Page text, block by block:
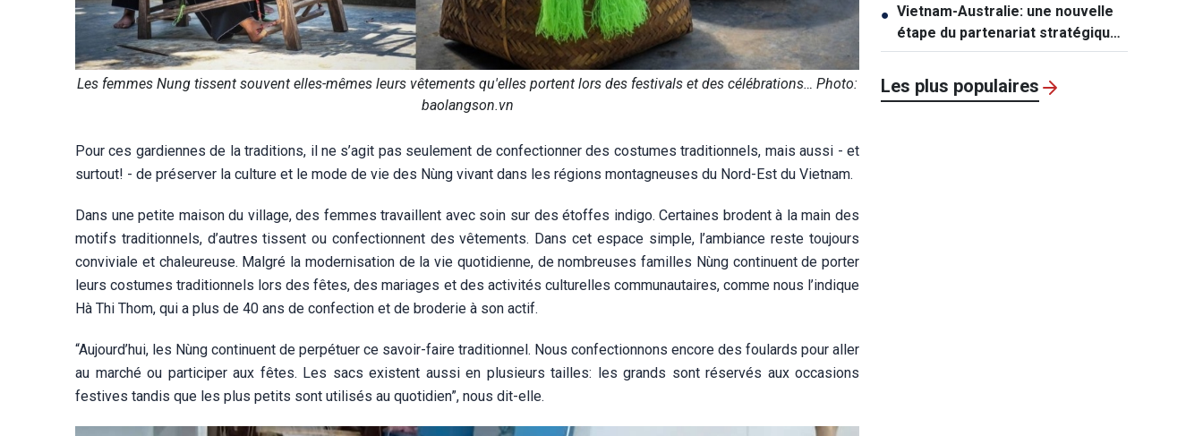
Les femmes Nung tissent souvent elles-mêmes leurs vêtements qu'elles portent lors des festivals et des célébrations… Photo:
baolangson.vn
Pour ces gardiennes de la traditions, il ne s’agit pas seulement de confectionner des costumes traditionnels, mais aussi - et
surtout! - de préserver la culture et le mode de vie des Nùng vivant dans les régions montagneuses du Nord-Est du Vietnam.
Dans une petite maison du village, des femmes travaillent avec soin sur des étoffes indigo. Certaines brodent à la main des
motifs traditionnels, d’autres tissent ou confectionnent des vêtements. Dans cet espace simple, l’ambiance reste toujours
conviviale et chaleureuse. Malgré la modernisation de la vie quotidienne, de nombreuses familles Nùng continuent de porter
leurs costumes traditionnels lors des fêtes, des mariages et des activités culturelles communautaires, comme nous l’indique
Hà Thi Thom, qui a plus de 40 ans de confection et de broderie à son actif.
“Aujourd’hui, les Nùng continuent de perpétuer ce savoir-faire traditionnel. Nous confectionnons encore des foulards pour aller
au marché ou participer aux fêtes. Les sacs existent aussi en plusieurs tailles: les grands sont réservés aux occasions
festives tandis que les plus petits sont utilisés au quotidien”, nous dit-elle.
● Vietnam-Australie: une nouvelle
étape du partenariat stratégique
global
Les plus populaires